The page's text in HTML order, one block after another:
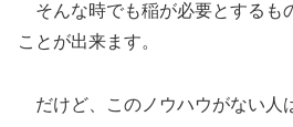
そんな時でも稲が必要とするも
ことが出来ます。
だけど、このノウハウがない人